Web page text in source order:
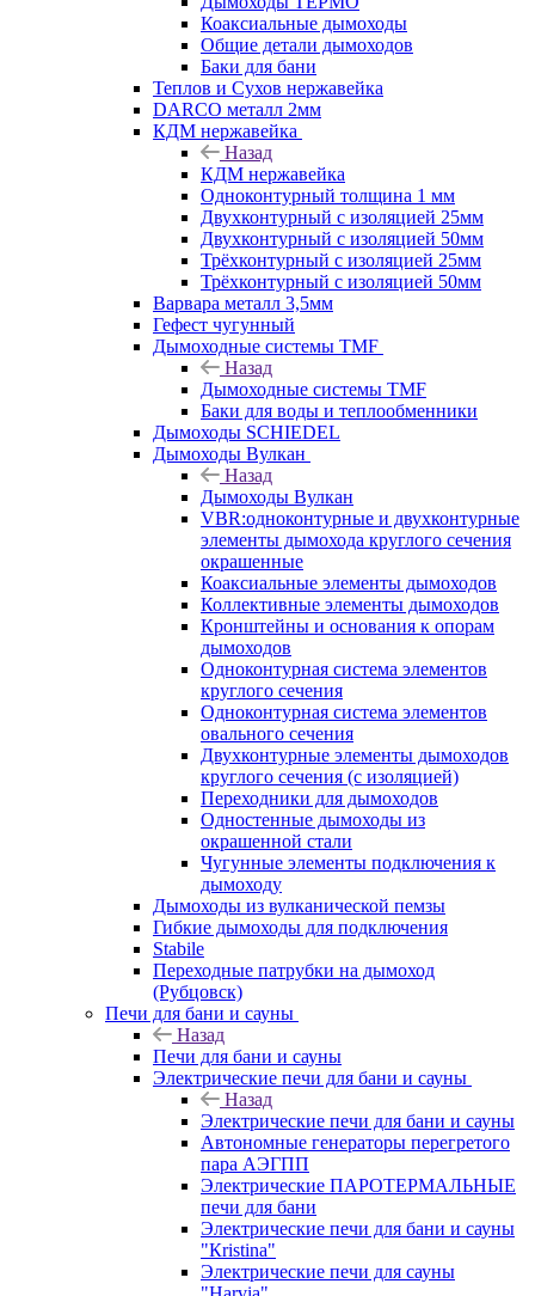
Коаксиальные дымоходы
Общие детали дымоходов
Баки для бани
Теплов и Сухов нержавейка
DARCO металл 2мм
КДМ нержавейка
Назад
КДМ нержавейка
Одноконтурный толщина 1 мм
Двухконтурный с изоляцией 25мм
Двухконтурный с изоляцией 50мм
Трёхконтурный с изоляцией 25мм
Трёхконтурный с изоляцией 50мм
Варвара металл 3,5мм
Гефест чугунный
Дымоходные системы TMF
Назад
Дымоходные системы TMF
Баки для воды и теплообменники
Дымоходы SCHIEDEL
Дымоходы Вулкан
Назад
Дымоходы Вулкан
VBR:одноконтурные и двухконтурные
элементы дымохода круглого сечения
окрашенные
Коаксиальные элементы дымоходов
Коллективные элементы дымоходов
Кронштейны и основания к опорам
дымоходов
Одноконтурная система элементов
круглого сечения
Одноконтурная система элементов
овального сечения
Двухконтурные элементы дымоходов
круглого сечения (с изоляцией)
Переходники для дымоходов
Одностенные дымоходы из
окрашенной стали
Чугунные элементы подключения к
дымоходу
Дымоходы из вулканической пемзы
Гибкие дымоходы для подключения
Stabile
Переходные патрубки на дымоход
(Рубцовск)
Печи для бани и сауны
Назад
Печи для бани и сауны
Электрические печи для бани и сауны
Назад
Электрические печи для бани и сауны
Автономные генераторы перегретого
пара АЭГПП
Электрические ПАРОТЕРМАЛЬНЫЕ
печи для бани
Электрические печи для бани и сауны
"Кristina"
Электрические печи для сауны